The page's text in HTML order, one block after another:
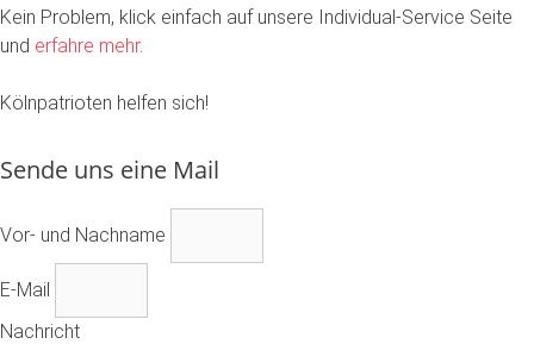
Kein Problem, klick einfach auf unsere Individual-Service Seite
und erfahre mehr.
Kölnpatrioten helfen sich!
Sende uns eine Mail
Vor- und Nachname
E-Mail
Nachricht